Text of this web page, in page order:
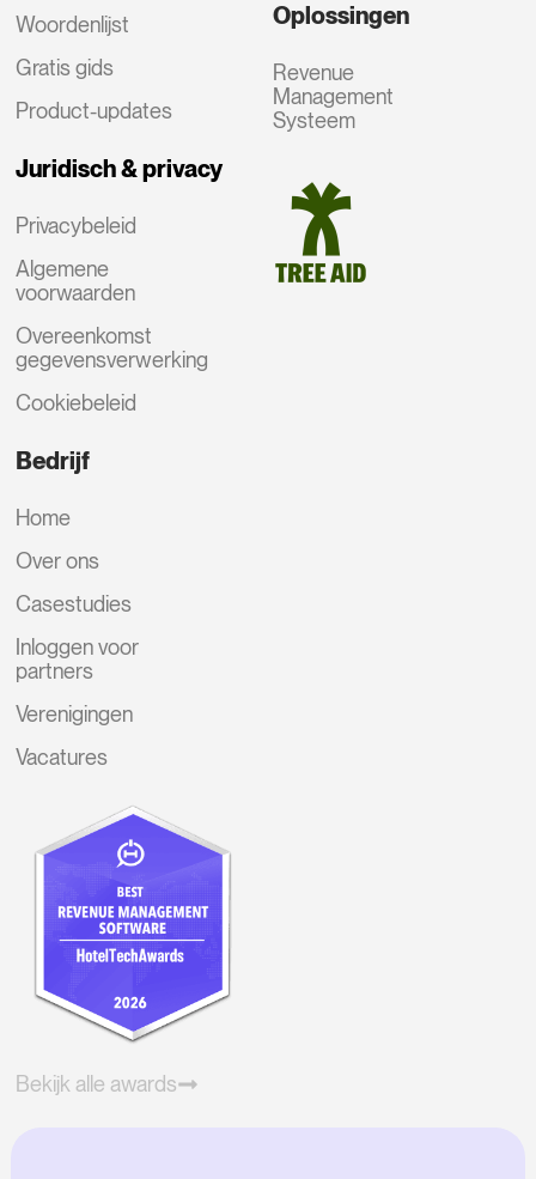
Woordenlijst
Gratis gids
Product-updates
Juridisch & privacy
Privacybeleid
Algemene
voorwaarden
Overeenkomst
gegevensverwerking
Cookiebeleid
Oplossingen
Revenue
Management
Systeem
Bedrijf
Home
Over ons
Casestudies
Inloggen voor
partners
Verenigingen
Vacatures
Bekijk alle awards